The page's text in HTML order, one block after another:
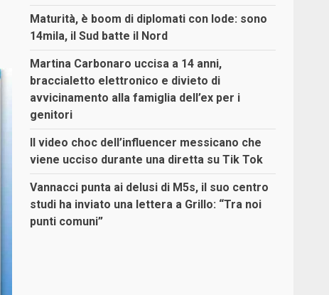
Maturità, è boom di diplomati con lode: sono
14mila, il Sud batte il Nord
Martina Carbonaro uccisa a 14 anni,
braccialetto elettronico e divieto di
avvicinamento alla famiglia dell’ex per i
genitori
Il video choc dell’influencer messicano che
viene ucciso durante una diretta su Tik Tok
Vannacci punta ai delusi di M5s, il suo centro
studi ha inviato una lettera a Grillo: “Tra noi
punti comuni”